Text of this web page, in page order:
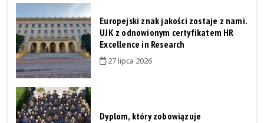
Europejski znak jakości zostaje z nami.
UJK z odnowionym certyfikatem HR
Excellence in Research
27 lipca 2026
Dyplom, który zobowiązuje